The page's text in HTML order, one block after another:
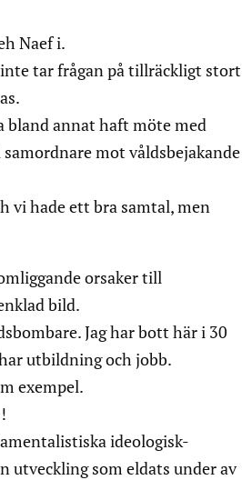
Naef i.
tar frågan på tillräckligt stort
bland annat haft möte med
mot våldsbejakande
vi hade ett bra samtal, men
orsaker till
bild.
Jag har bott här i 30
utbildning och jobb.
exempel.
ideologisk-
utveckling som eldats under av